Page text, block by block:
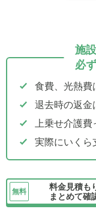
施
必
食費、光熱費
退去時の返金
上乗せ介護費
実際にいくら
無料
料金見積も
まとめて確